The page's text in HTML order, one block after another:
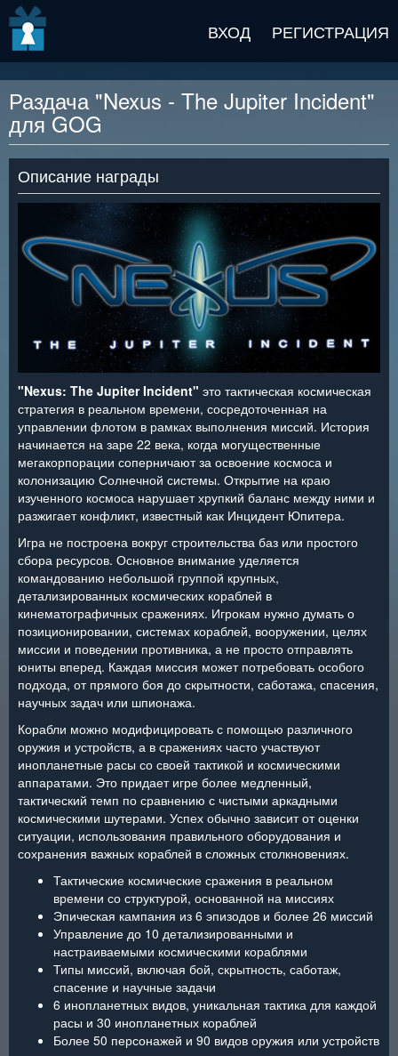
ВХОД РЕГИСТРАЦИЯ
Раздача "Nexus - The Jupiter Incident"
для GOG
Описание награды
"Nexus: The Jupiter Incident" это тактическая космическая
стратегия в реальном времени, сосредоточенная на
управлении флотом в рамках выполнения миссий. История
начинается на заре 22 века, когда могущественные
мегакорпорации соперничают за освоение космоса и
колонизацию Солнечной системы. Открытие на краю
изученного космоса нарушает хрупкий баланс между ними и
разжигает конфликт, известный как Инцидент Юпитера.
Игра не построена вокруг строительства баз или простого
сбора ресурсов. Основное внимание уделяется
командованию небольшой группой крупных,
детализированных космических кораблей в
кинематографичных сражениях. Игрокам нужно думать о
позиционировании, системах кораблей, вооружении, целях
миссии и поведении противника, а не просто отправлять
юниты вперед. Каждая миссия может потребовать особого
подхода, от прямого боя до скрытности, саботажа, спасения,
научных задач или шпионажа.
Корабли можно модифицировать с помощью различного
оружия и устройств, а в сражениях часто участвуют
инопланетные расы со своей тактикой и космическими
аппаратами. Это придает игре более медленный,
тактический темп по сравнению с чистыми аркадными
космическими шутерами. Успех обычно зависит от оценки
ситуации, использования правильного оборудования и
сохранения важных кораблей в сложных столкновениях.
Тактические космические сражения в реальном
времени со структурой, основанной на миссиях
Эпическая кампания из 6 эпизодов и более 26 миссий
Управление до 10 детализированными и
настраиваемыми космическими кораблями
Типы миссий, включая бой, скрытность, саботаж,
спасение и научные задачи
6 инопланетных видов, уникальная тактика для каждой
расы и 30 инопланетных кораблей
Более 50 персонажей и 90 видов оружия или устройств